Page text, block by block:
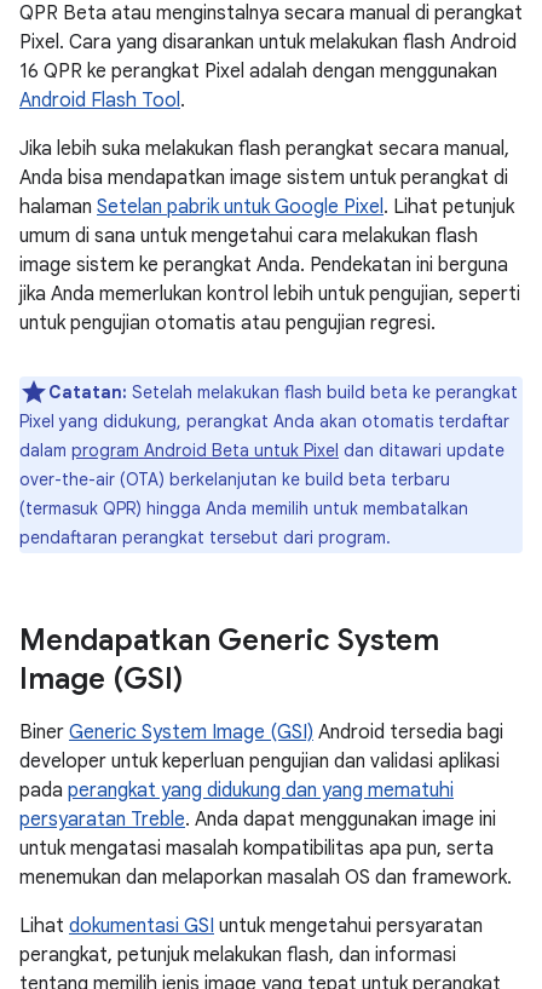
QPR Beta atau menginstalnya secara manual di perangkat
Pixel. Cara yang disarankan untuk melakukan flash Android
16 QPR ke perangkat Pixel adalah dengan menggunakan
Android Flash Tool.
Jika lebih suka melakukan flash perangkat secara manual,
Anda bisa mendapatkan image sistem untuk perangkat di
halaman Setelan pabrik untuk Google Pixel. Lihat petunjuk
umum di sana untuk mengetahui cara melakukan flash
image sistem ke perangkat Anda. Pendekatan ini berguna
jika Anda memerlukan kontrol lebih untuk pengujian, seperti
untuk pengujian otomatis atau pengujian regresi.
Catatan: Setelah melakukan flash build beta ke perangkat
Pixel yang didukung, perangkat Anda akan otomatis terdaftar
dalam program Android Beta untuk Pixel dan ditawari update
over-the-air (OTA) berkelanjutan ke build beta terbaru
(termasuk QPR) hingga Anda memilih untuk membatalkan
pendaftaran perangkat tersebut dari program.
Mendapatkan Generic System
Image (GSI)
Biner Generic System Image (GSI) Android tersedia bagi
developer untuk keperluan pengujian dan validasi aplikasi
pada perangkat yang didukung dan yang mematuhi
persyaratan Treble. Anda dapat menggunakan image ini
untuk mengatasi masalah kompatibilitas apa pun, serta
menemukan dan melaporkan masalah OS dan framework.
Lihat dokumentasi GSI untuk mengetahui persyaratan
perangkat, petunjuk melakukan flash, dan informasi